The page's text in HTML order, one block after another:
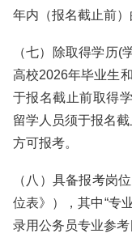
年内（报名截止前
（七）除取得学历(
高校2026年毕业生
于报名截止前取得
留学人员须于报名
方可报考。
（八）具备报考岗
位表》），其中“专
录用公务员专业参考